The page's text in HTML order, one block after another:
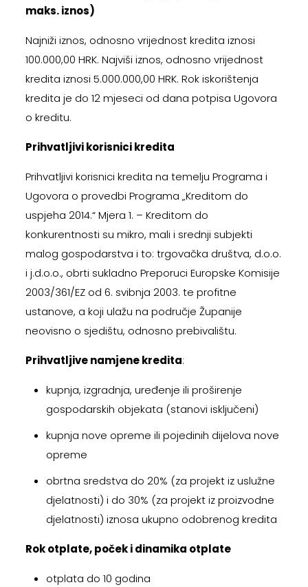
maks. iznos)
Najniži iznos, odnosno vrijednost kredita iznosi
100.000,00 HRK. Najviši iznos, odnosno vrijednost
kredita iznosi 5.000.000,00 HRK. Rok iskorištenja
kredita je do 12 mjeseci od dana potpisa Ugovora
o kreditu.
Prihvatljivi korisnici kredita
Prihvatljivi korisnici kredita na temelju Programa i
Ugovora o provedbi Programa „Kreditom do
uspjeha 2014.“ Mjera 1. – Kreditom do
konkurentnosti su mikro, mali i srednji subjekti
malog gospodarstva i to: trgovačka društva, d.o.o.
i j.d.o.o., obrti sukladno Preporuci Europske Komisije
2003/361/EZ od 6. svibnja 2003. te profitne
ustanove, a koji ulažu na područje Županije
neovisno o sjedištu, odnosno prebivalištu.
Prihvatljive namjene kredita:
kupnja, izgradnja, uređenje ili proširenje
gospodarskih objekata (stanovi isključeni)
kupnja nove opreme ili pojedinih dijelova nove
opreme
obrtna sredstva do 20% (za projekt iz uslužne
djelatnosti) i do 30% (za projekt iz proizvodne
djelatnosti) iznosa ukupno odobrenog kredita
Rok otplate, poček i dinamika otplate
otplata do 10 godina